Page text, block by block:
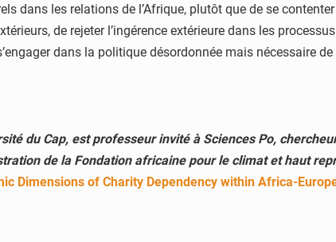
dans les relations de l’Afrique, plutôt que de se
de rejeter l’ingérence extérieure dans les
dans la politique désordonnée mais nécessaire
du Cap, est professeur invité à Sciences Po,
de la Fondation africaine pour le climat et haut
Dimensions of Charity Dependency within Africa-